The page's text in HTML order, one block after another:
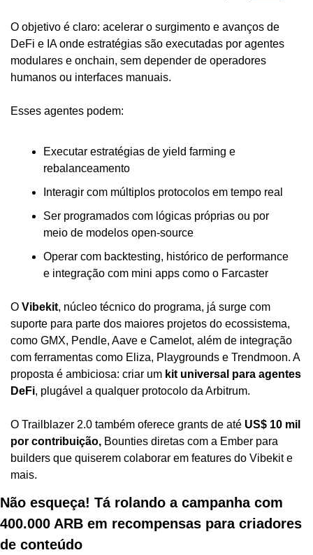
O objetivo é claro: acelerar o surgimento e avanços de
DeFi e IA onde estratégias são executadas por agentes
modulares e onchain, sem depender de operadores
humanos ou interfaces manuais.
Esses agentes podem:
Executar estratégias de yield farming e
rebalanceamento
Interagir com múltiplos protocolos em tempo real
Ser programados com lógicas próprias ou por
meio de modelos open-source
Operar com backtesting, histórico de performance
e integração com mini apps como o Farcaster
O Vibekit, núcleo técnico do programa, já surge com
suporte para parte dos maiores projetos do ecossistema,
como GMX, Pendle, Aave e Camelot, além de integração
com ferramentas como Eliza, Playgrounds e Trendmoon. A
proposta é ambiciosa: criar um kit universal para agentes
DeFi, plugável a qualquer protocolo da Arbitrum.
O Trailblazer 2.0 também oferece grants de até US$ 10 mil
por contribuição, Bounties diretas com a Ember para
builders que quiserem colaborar em features do Vibekit e
mais.
Não esqueça! Tá rolando a campanha com
400.000 ARB em recompensas para criadores
de conteúdo